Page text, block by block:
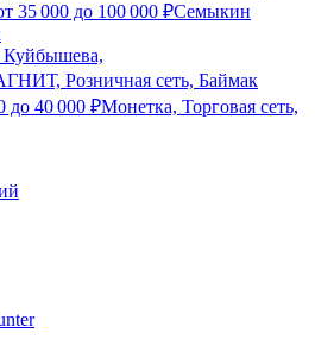
35 000 до 100 000 ₽Семыкин
Куйбышева,
Розничная сеть, Баймак
до 40 000 ₽Монетка, Торговая сеть,